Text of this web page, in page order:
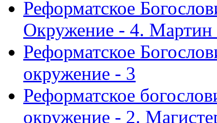
Реформатское
Окружение - 4.
Реформатское
окружение - 3
Реформатское
окружение - 2.